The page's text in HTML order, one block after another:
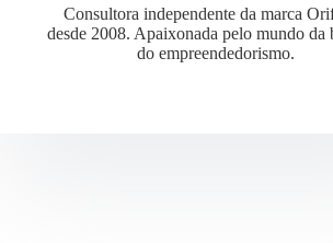
Consultora independente da marca
desde 2008. Apaixonada pelo mundo da
do empreendedorismo.